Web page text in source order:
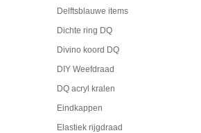
Delftsblauwe items
Dichte ring DQ
Divino koord DQ
DIY Weefdraad
DQ acryl kralen
Eindkappen
Elastiek rijgdraad